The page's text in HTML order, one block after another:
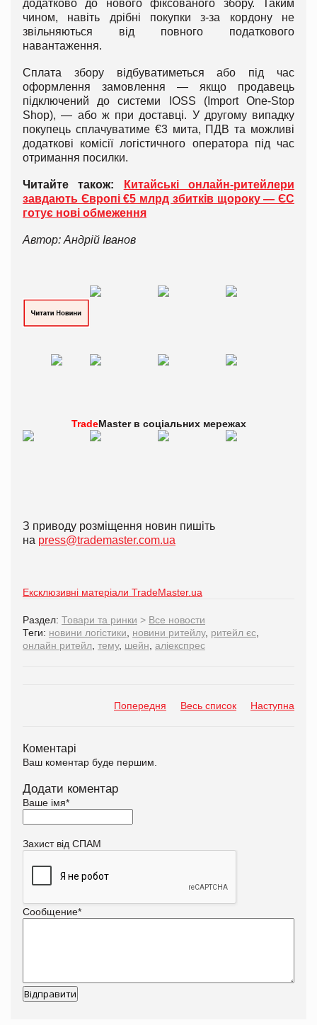
додатково до нового фіксованого збору. Таким
чином, навіть дрібні покупки з-за кордону не
звільняються від повного податкового
навантаження.
Сплата збору відбуватиметься або під час
оформлення замовлення — якщо продавець
підключений до системи IOSS (Import One-Stop
Shop), — або ж при доставці. У другому випадку
покупець сплачуватиме €3 мита, ПДВ та можливі
додаткові комісії логістичного оператора під час
отримання посилки.
Читайте також:
Китайські онлайн-ритейлери
завдають Європі €5 млрд збитків щороку — ЄС
готує нові обмеження
Автор: Андрій Іванов
TradeMaster в соціальних мережах
З приводу розміщення новин пишіть
на press@trademaster.com.ua
Ексклюзивні матеріали TradeMaster.ua
Раздел: Товари та ринки > Все новости
Теги: новини логістики новини ритейлу, ритейл єс
онлайн ритейл тему, шейн аліекспрес
Попередня Весь список Наступна
Коментарі
Ваш коментар буде першим.
Додати коментар
Ваше імя*
Захист від СПАМ
Сообщение*